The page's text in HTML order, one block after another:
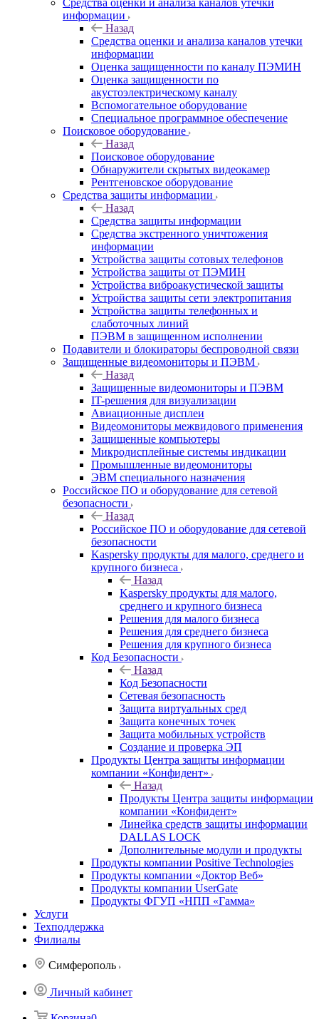
Средства оценки и анализа каналов утечки
информации
Назад
Средства оценки и анализа каналов утечки
информации
Оценка защищенности по каналу ПЭМИН
Оценка защищенности по
акустоэлектрическому каналу
Вспомогательное оборудование
Специальное программное обеспечение
Поисковое оборудование
Назад
Поисковое оборудование
Обнаружители скрытых видеокамер
Рентгеновское оборудование
Средства защиты информации
Назад
Средства защиты информации
Средства экстренного уничтожения
информации
Устройства защиты сотовых телефонов
Устройства защиты от ПЭМИН
Устройства виброакустической защиты
Устройства защиты сети электропитания
Устройства защиты телефонных и
слаботочных линий
ПЭВМ в защищенном исполнении
Подавители и блокираторы беспроводной связи
Защищенные видеомониторы и ПЭВМ
Назад
Защищенные видеомониторы и ПЭВМ
IT-решения для визуализации
Авиационные дисплеи
Видеомониторы межвидового применения
Защищенные компьютеры
Микродисплейные системы индикации
Промышленные видеомониторы
ЭВМ специального назначения
Российское ПО и оборудование для сетевой
безопасности
Назад
Российское ПО и оборудование для сетевой
безопасности
Kaspersky продукты для малого, среднего и
крупного бизнеса
Назад
Kaspersky продукты для малого,
среднего и крупного бизнеса
Решения для малого бизнеса
Решения для среднего бизнеса
Решения для крупного бизнеса
Код Безопасности
Назад
Код Безопасности
Сетевая безопасность
Защита виртуальных сред
Защита конечных точек
Защита мобильных устройств
Создание и проверка ЭП
Продукты Центра защиты информации
компании «Конфидент»
Назад
Продукты Центра защиты информации
компании «Конфидент»
Линейка средств защиты информации
DALLAS LOCK
Дополнительные модули и продукты
Продукты компании Positive Technologies
Продукты компании «Доктор Веб»
Продукты компании UserGate
Продукты ФГУП «НПП «Гамма»
Услуги
Техподдержка
Филиалы
Симферополь
Личный кабинет